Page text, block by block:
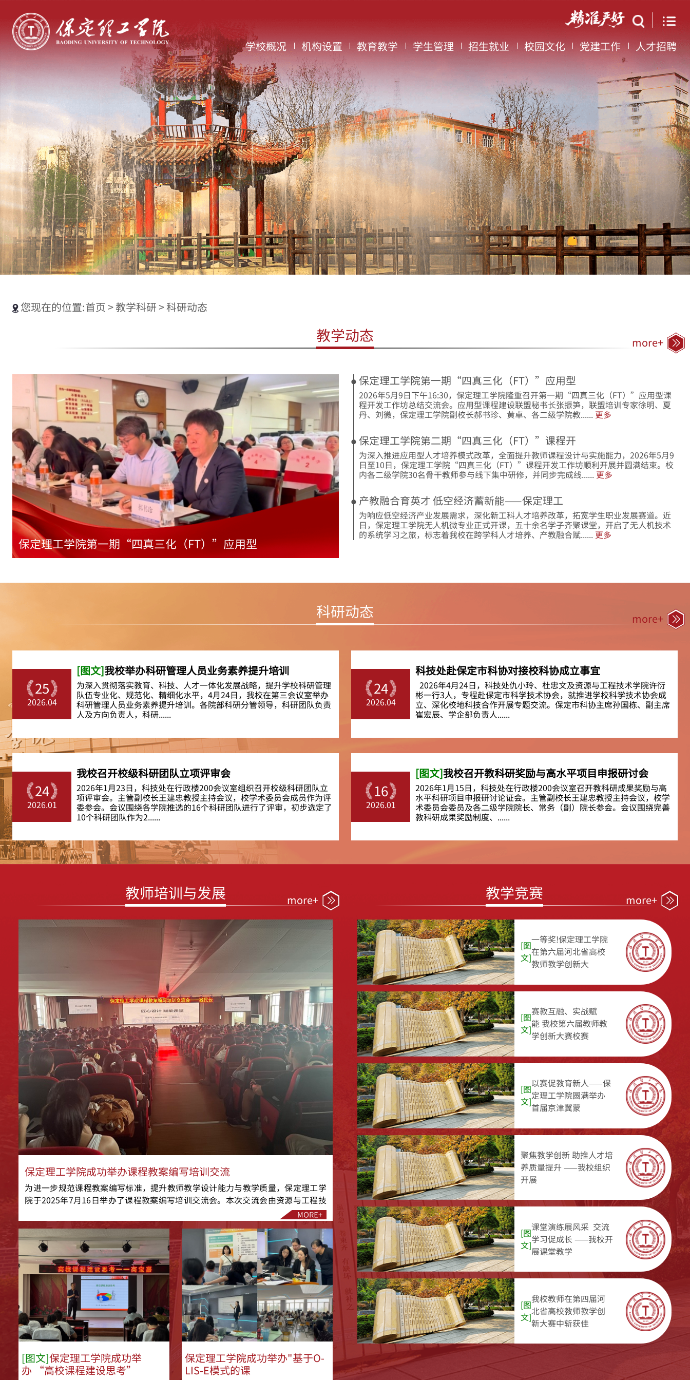
学校概况 机构设置 教育教学 学生管理 招生就业 校园文化 党建工作 人才招聘
您现在的位置:首页 > 教学科研 > 科研动态
教学动态 more+
保定理工学院第一期“四真三化（FT）”应用型
保定理工学院第一期“四真三化（FT）”应用型
2026年5月9日下午16:30，保定理工学院隆重召开第一期“四真三化（FT）”应用型课
程开发工作坊总结交流会。应用型课程建设联盟秘书长张振笋，联盟培训专家徐明、夏
丹、刘微，保定理工学院副校长郝书珍、黄卓、各二级学院教...... 更多
保定理工学院第二期“四真三化（FT）”课程开
为深入推进应用型人才培养模式改革，全面提升教师课程设计与实施能力，2026年5月9
日至10日，保定理工学院“四真三化（FT）”课程开发工作坊顺利开展并圆满结束。校
内各二级学院30名骨干教师参与线下集中研修，并同步完成线...... 更多
产教融合育英才 低空经济蓄新能——保定理工
为响应低空经济产业发展需求，深化新工科人才培养改革，拓宽学生职业发展赛道。近
日，保定理工学院无人机微专业正式开课，五十余名学子齐聚课堂，开启了无人机技术
的系统学习之旅，标志着我校在跨学科人才培养、产教融合赋...... 更多
科研动态 more+
25
2026.04
[图文] 我校举办科研管理人员业务素养提升培训
为深入贯彻落实教育、科技、人才一体化发展战略，提升学校科研管理
队伍专业化、规范化、精细化水平，4月24日，我校在第三会议室举办
科研管理人员业务素养提升培训。各院部科研分管领导，科研团队负责
人及方向负责人，科研......
24
2026.04
科技处赴保定市科协对接校科协成立事宜
2026年4月24日，科技处仇小玲、杜忠文及资源与工程技术学院许衍
彬一行3人，专程赴保定市科学技术协会，就推进学校科学技术协会成
立、深化校地科技合作开展专题交流。保定市科协主席孙国栋、副主席
崔宏辰、学企部负责人......
24
2026.01
我校召开校级科研团队立项评审会
2026年1月23日，科技处在行政楼200会议室组织召开校级科研团队立
项评审会。主管副校长王建忠教授主持会议，校学术委员会成员作为评
委参会。会议围绕各学院推选的16个科研团队进行了评审，初步选定了
10个科研团队作为2......
16
2026.01
[图文] 我校召开教科研奖励与高水平项目申报研讨会
2026年1月15日，科技处在行政楼200会议室召开教科研成果奖励与高
水平科研项目申报研讨论证会。主管副校长王建忠教授主持会议，校学
术委员会委员及各二级学院院长、常务（副）院长参会。会议围绕完善
教科研成果奖励制度、......
教师培训与发展 more+
保定理工学院成功举办课程教案编写培训交流
为进一步规范课程教案编写标准，提升教师教学设计能力与教学质量，保定理工学
院于2025年7月16日举办了课程教案编写培训交流会。本次交流会由资源与工程技
[图文] 保定理工学院成功举
办 “高校课程建设思考”
保定理工学院成功举办"基于O-
LIS-E模式的课
教学竞赛 more+
[图
文]
一等奖!保定理工学院
在第六届河北省高校
教师教学创新大
[图
文]
赛教互融、实战赋
能 我校第六届教师教
学创新大赛校赛
[图
文]
以赛促教育新人——保
定理工学院圆满举办
首届京津冀蒙
聚焦教学创新 助推人才培
养质量提升 ——我校组织
开展
[图
文]
课堂演练展风采 交流
学习促成长 ——我校开
展课堂教学
[图
文]
我校教师在第四届河
北省高校教师教学创
新大赛中斩获佳